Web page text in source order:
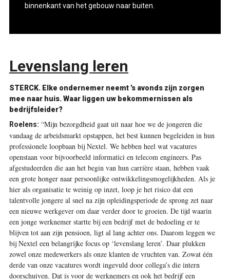
binnenkant van het gebouw naar buiten.
Levenslang leren
STERCK. Elke ondernemer neemt ’s avonds zijn zorgen
mee naar huis. Waar liggen uw bekommernissen als
bedrijfsleider?
Roelens: “Mijn bezorgdheid gaat uit naar hoe we de jongeren die
vandaag de arbeidsmarkt opstappen, het best kunnen begeleiden in hun
professionele loopbaan bij Nextel. We hebben heel wat vacatures
openstaan voor bijvoorbeeld informatici en telecom engineers. Pas
afgestudeerden die aan het begin van hun carrière staan, hebben vaak
een grote honger naar persoonlijke ontwikkelingsmogelijkheden. Als je
hier als organisatie te weinig op inzet, loop je het risico dat een
talentvolle jongere al snel na zijn opleidingsperiode de sprong zet naar
een nieuwe werkgever om daar verder door te groeien. De tijd waarin
een jonge werknemer startte bij een bedrijf met de bedoeling er te
blijven tot aan zijn pensioen, ligt al lang achter ons. Daarom leggen we
bij Nextel een belangrijke focus op ‘levenslang leren’. Daar plukken
zowel onze medewerkers als onze klanten de vruchten van. Zowat één
derde van onze vacatures wordt ingevuld door collega’s die intern
doorschuiven. Dat is voor de werknemers en ook het bedrijf een